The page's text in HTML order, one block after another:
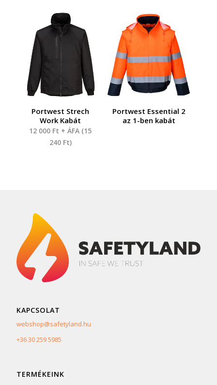
Portwest Strech
Work Kabát
12 000 Ft + ÁFA (15
240 Ft)
Portwest Essential 2
az 1-ben kabát
KAPCSOLAT
webshop@safetyland.hu
+36 30 259 5985
TERMÉKEINK